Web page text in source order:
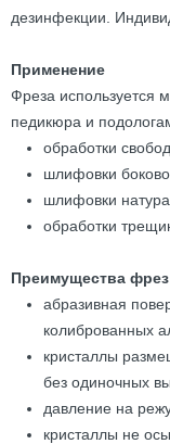
дезинфекции.
Применение
Фреза используется
педикюра и
обработки
шлифовки
шлифовки
обработки
Преимущества
абразивная
колиброванных
кристаллы
без одиночных
давление на
кристаллы не